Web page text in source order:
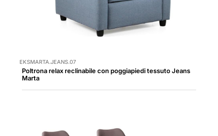
EKSMARTA.JEANS.07
Poltrona relax reclinabile con poggiapiedi tessuto Jeans
Marta